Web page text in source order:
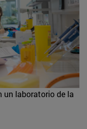
un laboratorio de la